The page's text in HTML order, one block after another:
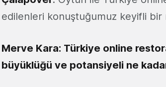
edilenleri konuştuğumuz keyifli bir
Merve Kara: Türkiye online
büyüklüğü ve potansiyeli ne